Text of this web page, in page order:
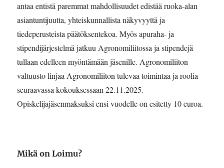
antaa entistä paremmat mahdollisuudet edistää ruoka-alan
asiantuntijuutta, yhteiskunnallista näkyvyyttä ja
tiedeperusteista päätöksentekoa. Myös apuraha- ja
stipendijärjestelmä jatkuu Agronomiliitossa ja stipendejä
tullaan edelleen myöntämään jäsenille. Agronomiliiton
valtuusto linjaa Agronomiliiton tulevaa toimintaa ja roolia
seuraavassa kokouksessaan 22.11.2025.
Opiskelijajäsenmaksuksi ensi vuodelle on esitetty 10 euroa.
Mikä on Loimu?